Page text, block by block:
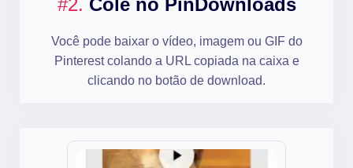
#2. Cole no PinDownloads
Você pode baixar o vídeo, imagem ou GIF do
Pinterest colando a URL copiada na caixa e
clicando no botão de download.